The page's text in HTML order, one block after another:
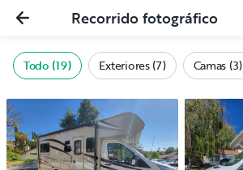
Recorrido fotográfico
Todo (19) Exteriores (7) Camas (3)